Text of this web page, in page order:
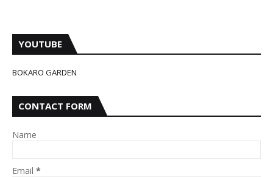
YOUTUBE
BOKARO GARDEN
CONTACT FORM
Name
Email *